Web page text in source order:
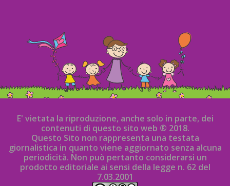
E' vietata la riproduzione, anche solo in parte, dei
contenuti di questo sito web ® 2018.
Questo Sito non rappresenta una testata
giornalistica in quanto viene aggiornato senza alcuna
periodicità. Non può pertanto considerarsi un
prodotto editoriale ai sensi della legge n. 62 del
7.03.2001